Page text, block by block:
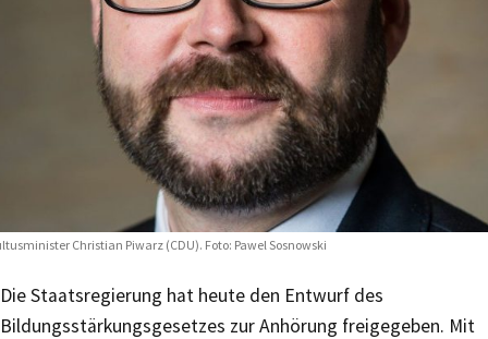
Christian Piwarz (CDU). Foto: Pawel Sosnowski
Die Staatsregierung hat heute den Entwurf des
Bildungsstärkungsgesetzes zur Anhörung freigegeben. Mit